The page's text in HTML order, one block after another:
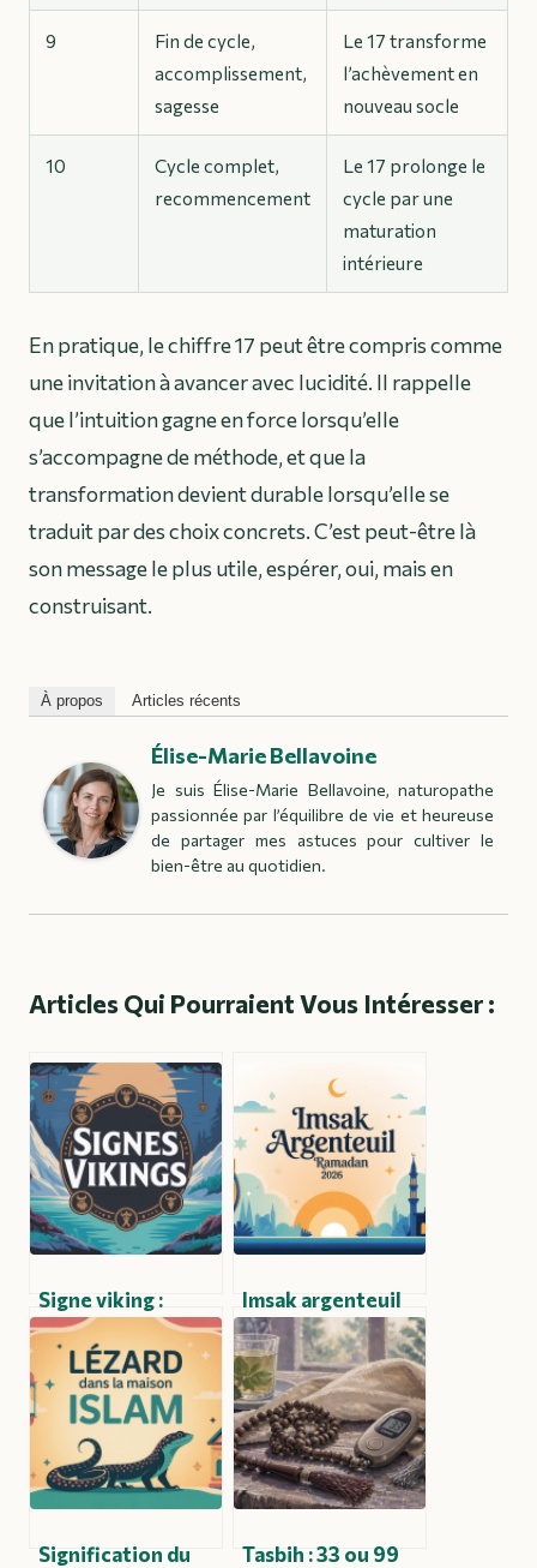
9
Fin de cycle,
accomplissement,
sagesse
Le 17 transforme
l’achèvement en
nouveau socle
10
Cycle complet,
recommencement
Le 17 prolonge le
cycle par une
maturation
intérieure
En pratique, le chiffre 17 peut être compris comme
une invitation à avancer avec lucidité. Il rappelle
que l’intuition gagne en force lorsqu’elle
s’accompagne de méthode, et que la
transformation devient durable lorsqu’elle se
traduit par des choix concrets. C’est peut-être là
son message le plus utile, espérer, oui, mais en
construisant.
À propos Articles récents
Élise-Marie Bellavoine
Je suis Élise-Marie Bellavoine, naturopathe
passionnée par l’équilibre de vie et heureuse
de partager mes astuces pour cultiver le
bien-être au quotidien.
Articles Qui Pourraient Vous Intéresser :
Signe viking :
significations,
symboles sacrés et
usages modernes
Imsak argenteuil
2026 : horaires
précis et
calendrier
complet
Signification du
Tasbih : 33 ou 99